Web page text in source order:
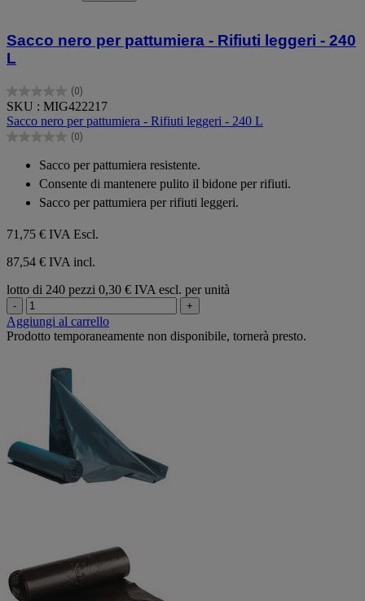
Sacco nero per pattumiera - Rifiuti leggeri - 240
L
(0)
0.0
su
5
stelle.
SKU : MIG422217
Sacco nero per pattumiera - Rifiuti leggeri - 240 L
(0)
0.0
stelle.
Sacco per pattumiera resistente.
Consente di mantenere pulito il bidone per rifiuti.
Sacco per pattumiera per rifiuti leggeri.
71,75 € IVA Escl.
87,54 € IVA incl.
lotto di 240 pezzi 0,30 € IVA escl. per unità
- +
Aggiungi al carrello
Prodotto temporaneamente non disponibile, tornerà presto.